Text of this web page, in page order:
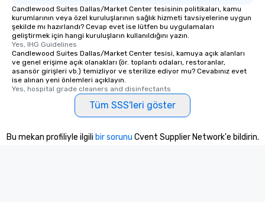
Candlewood Suites Dallas/Market Center tesisinin politikaları, kamu
kurumlarının veya özel kuruluşlarının sağlık hizmeti tavsiyelerine uygun
şekilde mı hazırlandı? Cevap evet ise lütfen bu uygulamaları
geliştirmek için hangi kuruluşların kullanıldığını yazın.
Yes, IHG Guidelines
Candlewood Suites Dallas/Market Center tesisi, kamuya açık alanları
ve genel erişime açık olanakları (ör. toplantı odaları, restoranlar,
asansör girişleri vb.) temizliyor ve sterilize ediyor mu? Cevabınız evet
ise alınan yeni önlemleri açıklayın.
Yes, hospital grade cleaners and disinfectants
Tüm SSS'leri göster
Bu mekan profiliyle ilgili bir sorunu Cvent Supplier Network'e bildirin.